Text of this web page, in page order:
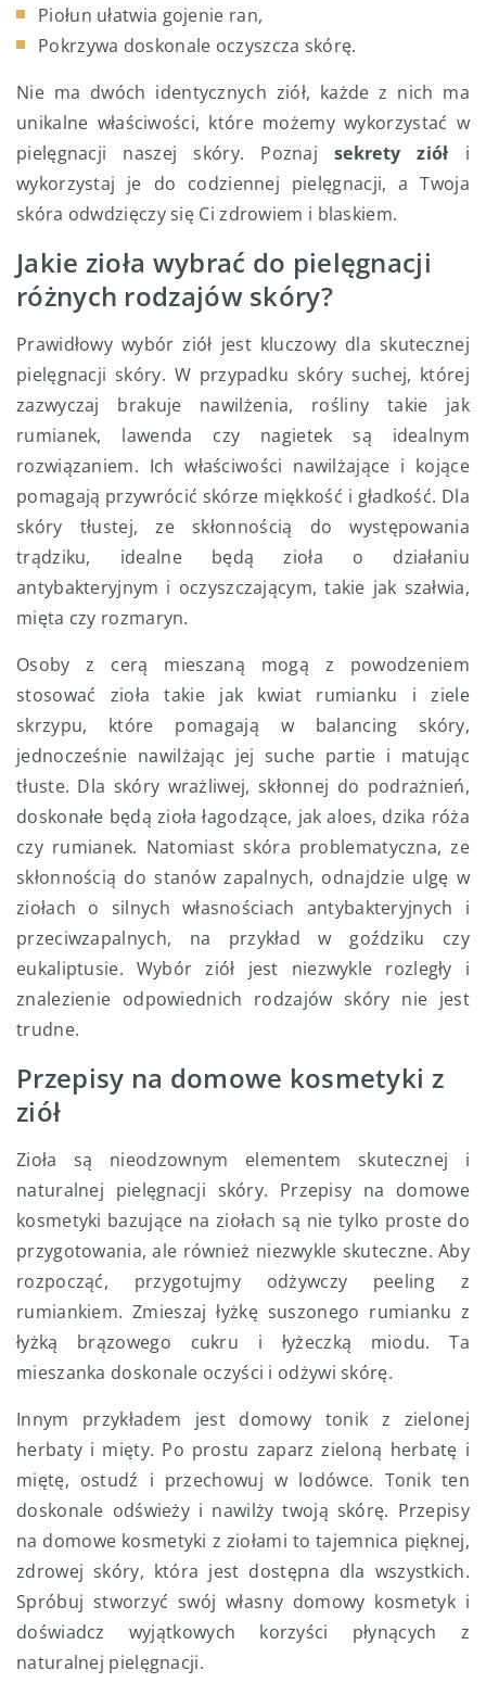
Piołun ułatwia gojenie ran,
Pokrzywa doskonale oczyszcza skórę.
Nie ma dwóch identycznych ziół, każde z nich ma
unikalne właściwości, które możemy wykorzystać w
pielęgnacji naszej skóry. Poznajsekrety ziół i
wykorzystaj je do codziennej pielęgnacji, a Twoja
skóra odwdzięczy się Ci zdrowiem i blaskiem.
Jakie zioła wybrać do pielęgnacji
różnych rodzajów skóry?
Prawidłowy wybór ziół jest kluczowy dla skutecznej
pielęgnacji skóry. W przypadku skóry suchej, której
zazwyczaj brakuje nawilżenia, rośliny takie jak
rumianek, lawenda czy nagietek są idealnym
rozwiązaniem. Ich właściwości nawilżające i kojące
pomagają przywrócić skórze miękkość i gładkość. Dla
skóry tłustej, ze skłonnością do występowania
trądziku, idealne będą zioła o działaniu
antybakteryjnym i oczyszczającym, takie jak szałwia,
mięta czy rozmaryn.
Osoby z cerą mieszaną mogą z powodzeniem
stosować zioła takie jak kwiat rumianku i ziele
skrzypu, które pomagają w balancing skóry,
jednocześnie nawilżając jej suche partie i matując
tłuste. Dla skóry wrażliwej, skłonnej do podrażnień,
doskonałe będą zioła łagodzące, jak aloes, dzika róża
czy rumianek. Natomiast skóra problematyczna, ze
skłonnością do stanów zapalnych, odnajdzie ulgę w
ziołach o silnych własnościach antybakteryjnych i
przeciwzapalnych, na przykład w goździku czy
eukaliptusie. Wybór ziół jest niezwykle rozległy i
znalezienie odpowiednich rodzajów skóry nie jest
trudne.
Przepisy na domowe kosmetyki z
ziół
Zioła są nieodzownym elementem skutecznej i
naturalnej pielęgnacji skóry. Przepisy na domowe
kosmetyki bazujące na ziołach są nie tylko proste do
przygotowania, ale również niezwykle skuteczne. Aby
rozpocząć, przygotujmy odżywczy peeling z
rumiankiem. Zmieszaj łyżkę suszonego rumianku z
łyżką brązowego cukru i łyżeczką miodu. Ta
mieszanka doskonale oczyści i odżywi skórę.
Innym przykładem jest domowy tonik z zielonej
herbaty i mięty. Po prostu zaparz zieloną herbatę i
miętę, ostudź i przechowuj w lodówce. Tonik ten
doskonale odświeży i nawilży twoją skórę. Przepisy
na domowe kosmetyki z ziołami to tajemnica pięknej,
zdrowej skóry, która jest dostępna dla wszystkich.
Spróbuj stworzyć swój własny domowy kosmetyk i
doświadcz wyjątkowych korzyści płynących z
naturalnej pielęgnacji.